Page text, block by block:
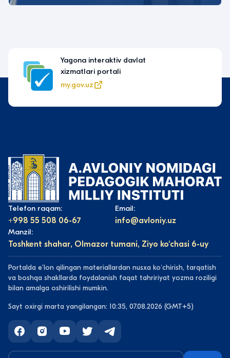
Yagona interaktiv davlat
xizmatlari portali
my.gov.uz
Telefon raqam:
+998 55 508 06-67
Email:
info@avloniy.uz
Manzil:
Toshkent shahar, Olmazor tumani, Ziyo ko‘chasi 6-uy
Portalda eʼlon qilingan materiallardan nusxa koʻchirish, tarqatish
va boshqa shakllarda foydalanish faqat tahririyat yozma roziligi
bilan amalga oshirilishi mumkin.
Sayt oxirgi marta yangilangan: 10:35, 07.08.2026 (GMT+5)